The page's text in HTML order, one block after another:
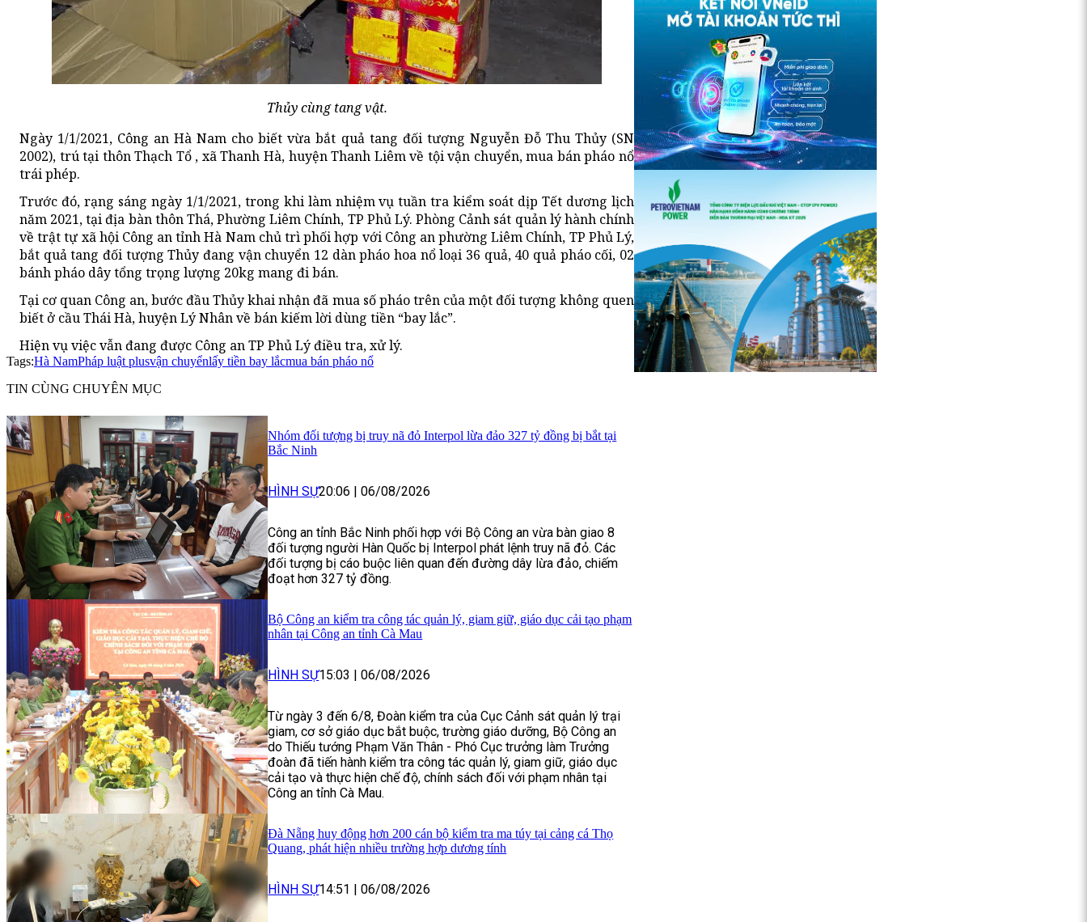
Thủy cùng tang vật.
Ngày 1/1/2021, Công an Hà Nam cho biết vừa bắt quả tang đối tượng Nguyễn Đỗ Thu Thủy (SN
2002), trú tại thôn Thạch Tổ , xã Thanh Hà, huyện Thanh Liêm về tội vận chuyển, mua bán pháo nổ
trái phép.
Trước đó, rạng sáng ngày 1/1/2021, trong khi làm nhiệm vụ tuần tra kiểm soát dịp Tết dương lịch
năm 2021, tại địa bàn thôn Thá, Phường Liêm Chính, TP Phủ Lý. Phòng Cảnh sát quản lý hành chính
về trật tự xã hội Công an tỉnh Hà Nam chủ trì phối hợp với Công an phường Liêm Chính, TP Phủ Lý,
bắt quả tang đối tượng Thủy đang vận chuyển 12 dàn pháo hoa nổ loại 36 quả, 40 quả pháo cối, 02
bánh pháo dây tổng trọng lượng 20kg mang đi bán.
Tại cơ quan Công an, bước đầu Thủy khai nhận đã mua số pháo trên của một đối tượng không quen
biết ở cầu Thái Hà, huyện Lý Nhân về bán kiếm lời dùng tiền “bay lắc”.
Hiện vụ việc vẫn đang được Công an TP Phủ Lý điều tra, xử lý.
Tags:Hà NamPháp luật plusvận chuyểnlấy tiền bay lắcmua bán pháo nổ
TIN CÙNG CHUYÊN MỤC
Nhóm đối tượng bị truy nã đỏ Interpol lừa đảo 327 tỷ đồng bị bắt tại
Bắc Ninh
HÌNH SỰ20:06 06/08/2026
Công an tỉnh Bắc Ninh phối hợp với Bộ Công an vừa bàn giao 8
đối tượng người Hàn Quốc bị Interpol phát lệnh truy nã đỏ. Các
đối tượng bị cáo buộc liên quan đến đường dây lừa đảo, chiếm
đoạt hơn 327 tỷ đồng.
Bộ Công an kiểm tra công tác quản lý, giam giữ, giáo dục cải tạo phạm
nhân tại Công an tỉnh Cà Mau
HÌNH SỰ15:03 06/08/2026
Từ ngày 3 đến 6/8, Đoàn kiểm tra của Cục Cảnh sát quản lý trại
giam, cơ sở giáo dục bắt buộc, trường giáo dưỡng, Bộ Công an
do Thiếu tướng Phạm Văn Thân - Phó Cục trưởng làm Trưởng
đoàn đã tiến hành kiểm tra công tác quản lý, giam giữ, giáo dục
cải tạo và thực hiện chế độ, chính sách đối với phạm nhân tại
Công an tỉnh Cà Mau.
Đà Nẵng huy động hơn 200 cán bộ kiểm tra ma túy tại cảng cá Thọ
Quang, phát hiện nhiều trường hợp dương tính
HÌNH SỰ14:51 06/08/2026